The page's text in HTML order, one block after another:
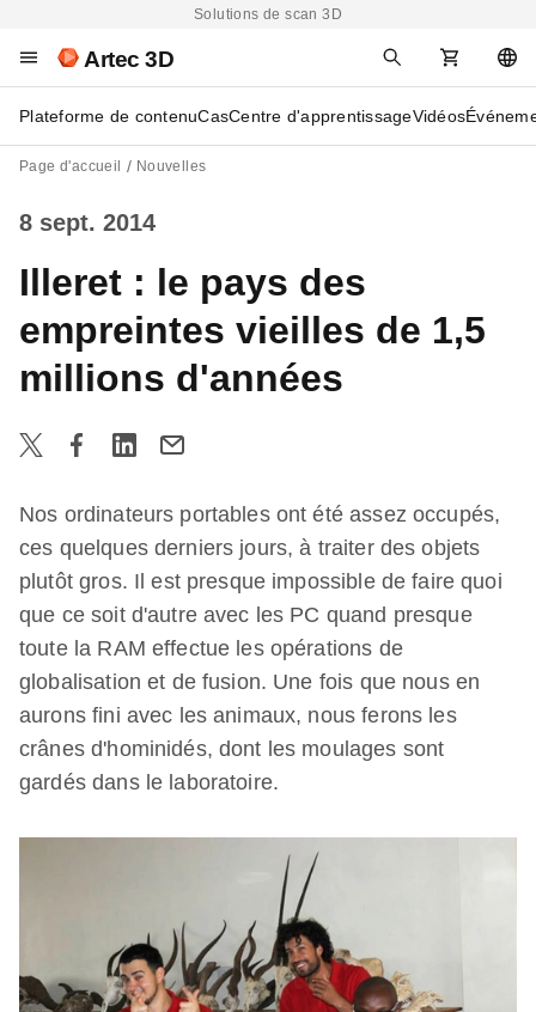
Solutions de scan 3D
Artec 3D
Plateforme de contenuCasCentre d'apprentissageVidéos
Page d'accueil Nouvelles
8 sept. 2014
Illeret : le pays des
empreintes vieilles de 1,5
millions d'années
Nos ordinateurs portables ont été assez occupés,
ces quelques derniers jours, à traiter des objets
plutôt gros. Il est presque impossible de faire quoi
que ce soit d'autre avec les PC quand presque
toute la RAM effectue les opérations de
globalisation et de fusion. Une fois que nous en
aurons fini avec les animaux, nous ferons les
crânes d'hominidés, dont les moulages sont
gardés dans le laboratoire.